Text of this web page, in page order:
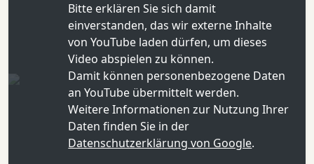
Bitte erklären Sie sich damit
einverstanden, das wir externe Inhalte
von YouTube laden dürfen, um dieses
Video abspielen zu können.
Damit können personenbezogene Daten
an YouTube übermittelt werden.
Weitere Informationen zur Nutzung Ihrer
Daten finden Sie in der
Datenschutzerklärung von Google.